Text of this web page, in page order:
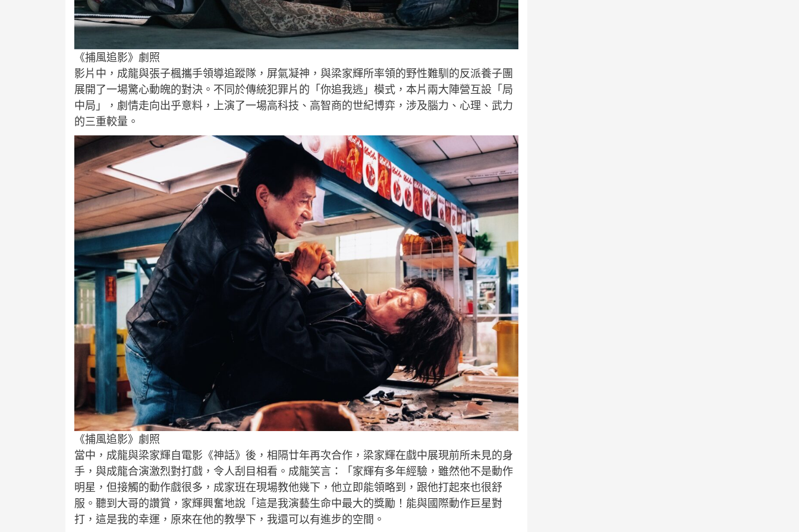
《捕風追影》劇照
影片中，成龍與張子楓攜手領導追蹤隊，屏氣凝神，與梁家輝所率領的野性難馴的反派養子團
展開了一場驚心動魄的對決。不同於傳統犯罪片的「你追我逃」模式，本片兩大陣營互設「局
中局」，劇情走向出乎意料，上演了一場高科技、高智商的世紀博弈，涉及腦力、心理、武力
的三重較量。
《捕風追影》劇照
當中，成龍與梁家輝自電影《神話》後，相隔廿年再次合作，梁家輝在戲中展現前所未見的身
手，與成龍合演激烈對打戲，令人刮目相看。成龍笑言：「家輝有多年經驗，雖然他不是動作
明星，但接觸的動作戲很多，成家班在現場教他幾下，他立即能領略到，跟他打起來也很舒
服。聽到大哥的讚賞，家輝興奮地說「這是我演藝生命中最大的獎勵！能與國際動作巨星對
打，這是我的幸運，原來在他的教學下，我還可以有進步的空間。